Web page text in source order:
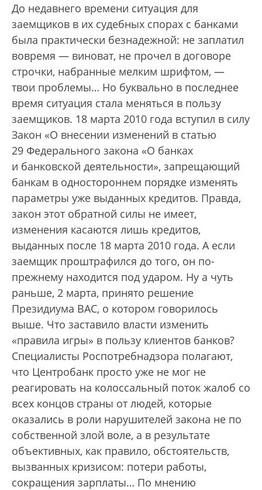
До недавнего времени ситуация для
заемщиков в их судебных спорах с банками
была практически безнадежной: не заплатил
вовремя — виноват, не прочел в договоре
строчки, набранные мелким шрифтом, —
твои проб­лемы… Но буквально в последнее
время ситуация стала меняться в пользу
заемщиков. 18 марта 2010 года вступил в силу
Закон «О внесении изменений в статью
29 Федерального закона «О банках
и банковской деятельности», запрещающий
банкам в одностороннем порядке изменять
параметры уже выданных кредитов. Правда,
закон этот обратной силы не имеет,
изменения касаются лишь кредитов,
выданных после 18 марта 2010 года. А если
заемщик проштрафился до того, он по-
прежнему находится под ударом. Ну а чуть
раньше, 2 марта, принято решение
Президиума ВАС, о котором говорилось
выше. Что заставило власти изменить
«правила игры» в пользу клиентов банков?
Специалисты Роспотребнадзора полагают,
что Центробанк просто уже не мог не
реагировать на колоссальный поток жалоб со
всех концов страны от людей, которые
оказались в роли нарушителей закона не по
собственной злой воле, а в результате
объективных, как правило, обстоятельств,
вызванных кризисом: потери работы,
сокращения зарплаты… По мнению